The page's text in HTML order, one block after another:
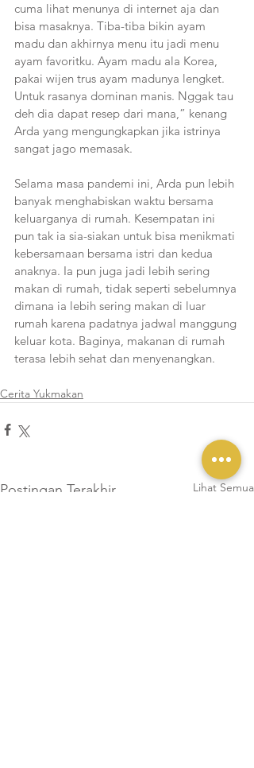
cuma lihat menunya di internet aja dan
bisa masaknya. Tiba-tiba bikin ayam
madu dan akhirnya menu itu jadi menu
ayam favoritku. Ayam madu ala Korea,
pakai wijen trus ayam madunya lengket.
Untuk rasanya dominan manis. Nggak tau
deh dia dapat resep dari mana,” kenang
Arda yang mengungkapkan jika istrinya
sangat jago memasak.
Selama masa pandemi ini, Arda pun lebih
banyak menghabiskan waktu bersama
keluarganya di rumah. Kesempatan ini
pun tak ia sia-siakan untuk bisa menikmati
kebersamaan bersama istri dan kedua
anaknya. Ia pun juga jadi lebih sering
makan di rumah, tidak seperti sebelumnya
dimana ia lebih sering makan di luar
rumah karena padatnya jadwal manggung
keluar kota. Baginya, makanan di rumah
terasa lebih sehat dan menyenangkan.
Cerita Yukmakan
Postingan Terakhir Lihat Semua